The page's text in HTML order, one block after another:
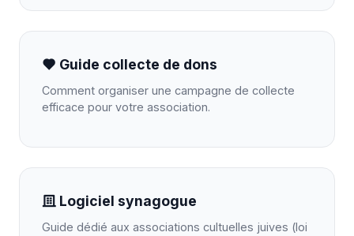
Guide collecte de dons
Comment organiser une campagne de collecte
efficace pour votre association.
Logiciel synagogue
Guide dédié aux associations cultuelles juives (loi